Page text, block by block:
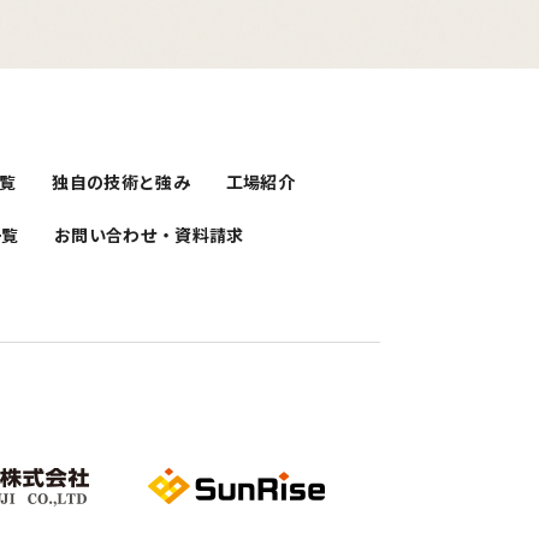
独自の技術と強み 工場紹介
お問い合わせ・資料請求